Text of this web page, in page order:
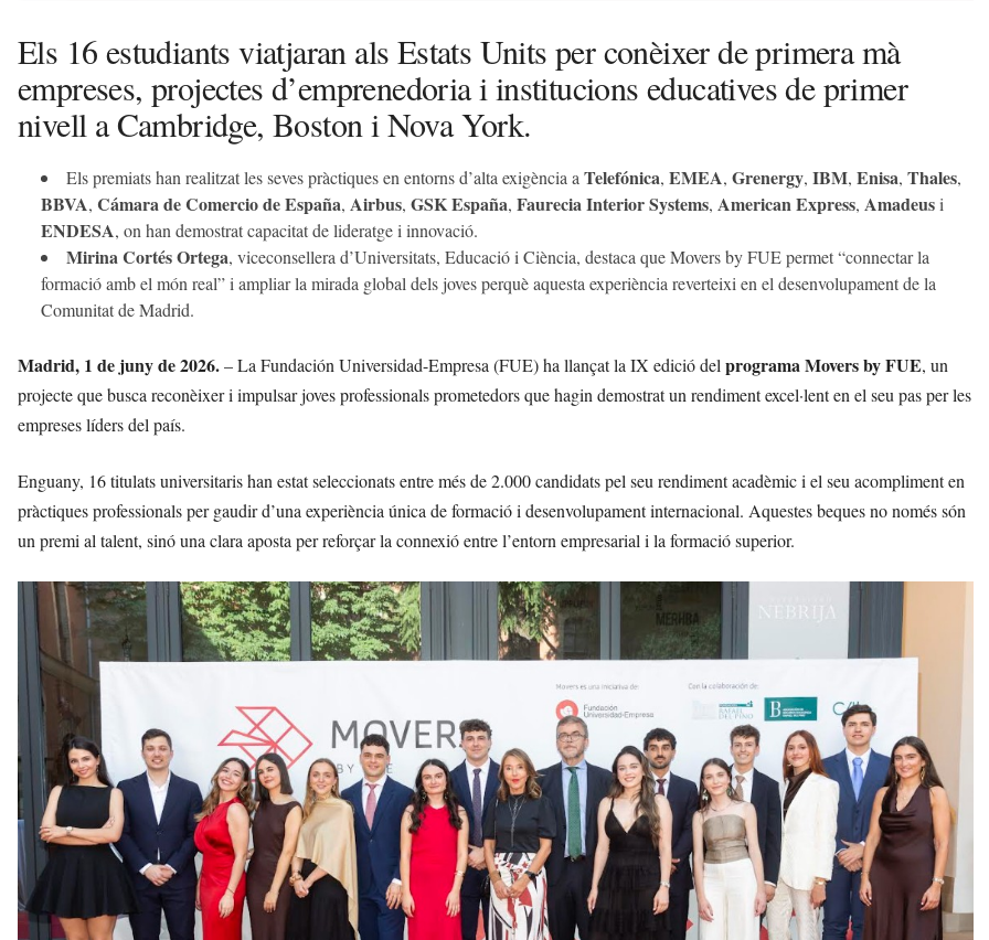
Els 16 estudiants viatjaran als Estats Units per conèixer de primera mà
empreses, projectes d’emprenedoria i institucions educatives de primer
nivell a Cambridge, Boston i Nova York.
Els premiats han realitzat les seves pràctiques en entorns d’alta exigència a Telefónica, EMEA, Grenergy, IBM, Enisa, Thales,
BBVA, Cámara de Comercio de España, Airbus, GSK España, Faurecia Interior Systems, American Express, Amadeusi
ENDESA, on han demostrat capacitat de lideratge i innovació.
Mirina Cortés Ortega, viceconsellera d’Universitats, Educació i Ciència, destaca que Movers by FUE permet “connectar la
formació amb el món real” i ampliar la mirada global dels joves perquè aquesta experiència reverteixi en el desenvolupament de la
Comunitat de Madrid.
Madrid, 1 de juny de 2026.– La Fundación Universidad-Empresa (FUE) ha llançat la IX edició del programa Movers by FUE, un
projecte que busca reconèixer i impulsar joves professionals prometedors que hagin demostrat un rendiment excel·lent en el seu pas per les
empreses líders del país.
Enguany, 16 titulats universitaris han estat seleccionats entre més de 2.000 candidats pel seu rendiment acadèmic i el seu acompliment en
pràctiques professionals per gaudir d’una experiència única de formació i desenvolupament internacional. Aquestes beques no només són
un premi al talent, sinó una clara aposta per reforçar la connexió entre l’entorn empresarial i la formació superior.